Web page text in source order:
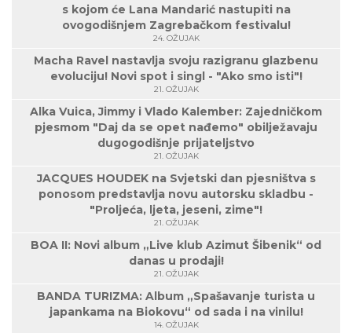
s kojom će Lana Mandarić nastupiti na
ovogodišnjem Zagrebačkom festivalu!
24. OŽUJAK
Macha Ravel nastavlja svoju razigranu glazbenu
evoluciju! Novi spot i singl - "Ako smo isti"!
21. OŽUJAK
Alka Vuica, Jimmy i Vlado Kalember: Zajedničkom
pjesmom "Daj da se opet nađemo" obilježavaju
dugogodišnje prijateljstvo
21. OŽUJAK
JACQUES HOUDEK na Svjetski dan pjesništva s
ponosom predstavlja novu autorsku skladbu -
"Proljeća, ljeta, jeseni, zime"!
21. OŽUJAK
BOA II: Novi album „Live klub Azimut Šibenik“ od
danas u prodaji!
21. OŽUJAK
BANDA TURIZMA: Album „Spašavanje turista u
japankama na Biokovu“ od sada i na vinilu!
14. OŽUJAK